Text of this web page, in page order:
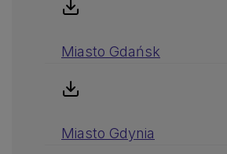
Miasto Gdańsk
Miasto Gdynia